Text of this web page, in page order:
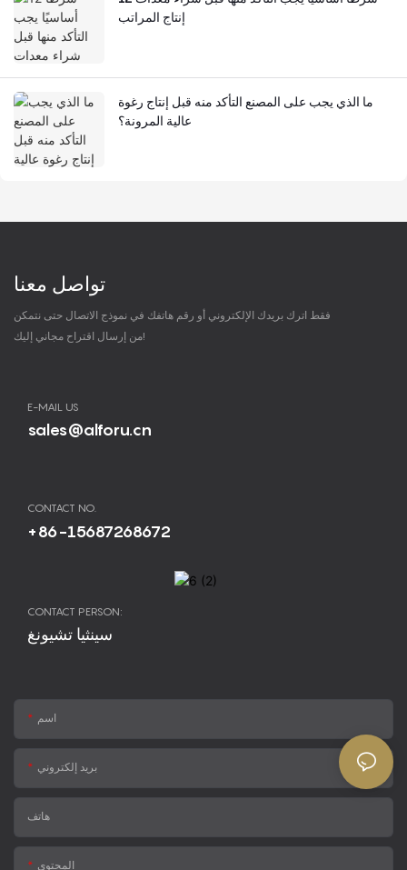
إنتاج المراتب
ما الذي يجب على المصنع التأكد منه قبل إنتاج رغوة
عالية المرونة؟
تواصل معنا
فقط اترك بريدك الإلكتروني أو رقم هاتفك في نموذج الاتصال حتى نتمكن
من إرسال اقتراح مجاني إليك!
E-MAIL US
sales@alforu.cn
CONTACT NO.
+86-15687268672
CONTACT PERSON:
سينثيا تشيونغ
اسم
بريد إلكتروني
هاتف
المحتوى